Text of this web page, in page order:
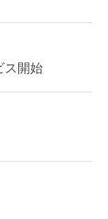
ス開始